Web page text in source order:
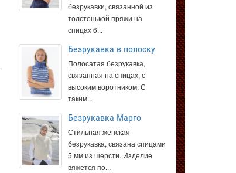
безрукавки, связанной из
толстенькой пряжи на
спицах 6...
Безрукавка в полоску
Полосатая безрукавка,
связанная на спицах, с
высоким воротником. С
таким...
Безрукавка Марго
Стильная женская
безрукавка, связана спицами
5 мм из шерсти. Изделие
вяжется по...